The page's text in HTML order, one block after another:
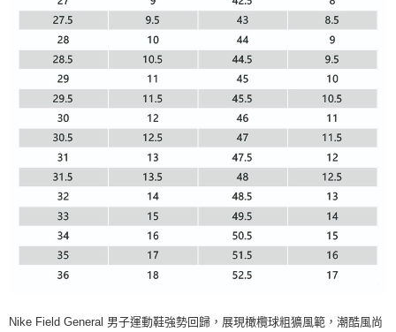
Nike Field General 男子運動鞋強勢回歸，展現橄欖球粗獷風範，潮酷風尚